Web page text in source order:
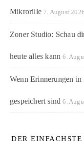
Mikrorille 7. August 2026
Zoner Studio: Schau
heute alles kann 6.
Wenn Erinnerungen
gespeichert sind 6.
DER